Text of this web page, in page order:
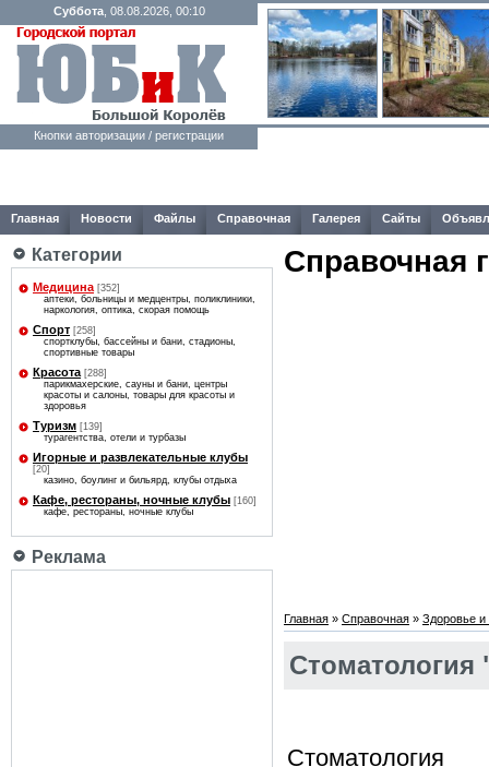
Суббота, 08.08.2026, 00:10
Кнопки авторизации / регистрации
Главная Новости Файлы Справочная Галерея Сайты
Категории
Медицина [352]
аптеки, больницы и медцентры, поликлиники,
наркология, оптика, скорая помощь
Спорт [258]
спортклубы, бассейны и бани, стадионы,
спортивные товары
Красота [288]
парикмахерские, сауны и бани, центры
красоты и салоны, товары для красоты и
здоровья
Туризм [139]
турагентства, отели и турбазы
Игорные и развлекательные клубы
[20]
казино, боулинг и бильярд, клубы отдыха
Кафе, рестораны, ночные клубы [160]
кафе, рестораны, ночные клубы
Реклама
Справочная
Главная » Справочная » Здоровье и
Стоматология